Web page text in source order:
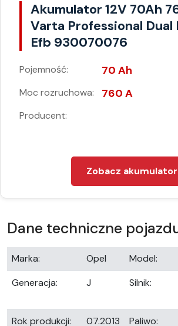
Akumulator 12V 70Ah
Varta Professional Dual
Efb 930070076
Pojemność: 70 Ah
Moc rozruchowa: 760 A
Producent:
Zobacz akumulator
Dane techniczne
Marka: Opel Model:
Generacja:
J Silnik:
Rok produkcji:
07.2013
Paliwo: